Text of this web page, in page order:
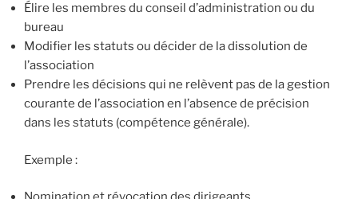
Élire les membres du conseil d’administration ou du
bureau
Modifier les statuts ou décider de la dissolution de
l’association
Prendre les décisions qui ne relèvent pas de la gestion
courante de l’association en l’absence de précision
dans les statuts (compétence générale).
Exemple :